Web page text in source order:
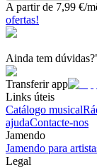
A partir de 7,99 €/
ofertas!
Ainda tem
Transferir app
Links úteis
Catálogo musical
ajudaContacte-nos
Jamendo
Jamendo para
Legal